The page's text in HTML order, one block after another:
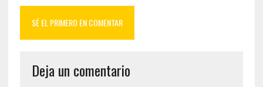
SÉ EL PRIMERO EN COMENTAR
Deja un comentario